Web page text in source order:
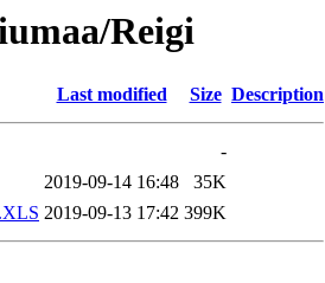
Reigi
Last modified Size Description
-
2019-09-14 16:48
35K
2019-09-13 17:42 399K